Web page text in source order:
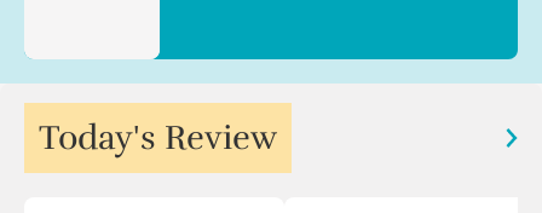
Today's Review